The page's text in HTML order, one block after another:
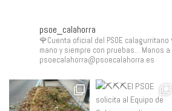
psoe_calahorra
🌹Cuenta oficial del PSOE calagurritano
mano y siempre con pruebas... Manos
psoecalahorra@psoecalahorra.es